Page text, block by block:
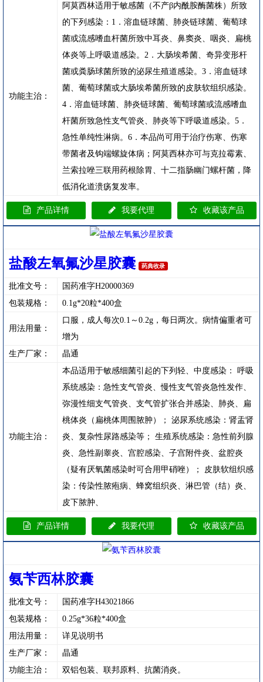
功能主治：
阿莫西林适用于敏感菌（不产β内酰胺酶菌株）所致
的下列感染：1．溶血链球菌、肺炎链球菌、葡萄球
菌或流感嗜血杆菌所致中耳炎、鼻窦炎、咽炎、扁桃
体炎等上呼吸道感染。2．大肠埃希菌、奇异变形杆
菌或粪肠球菌所致的泌尿生殖道感染。3．溶血链球
菌、葡萄球菌或大肠埃希菌所致的皮肤软组织感染。
4．溶血链球菌、肺炎链球菌、葡萄球菌或流感嗜血
杆菌所致急性支气管炎、肺炎等下呼吸道感染。5．
急性单纯性淋病。6．本品尚可用于治疗伤寒、伤寒
带菌者及钩端螺旋体病；阿莫西林亦可与克拉霉素、
兰索拉唑三联用药根除胃、十二指肠幽门螺杆菌，降
低消化道溃疡复发率。
产品详情 我要代理 收藏该产品
盐酸左氧氟沙星胶囊 药典收录
批准文号：
国药准字H20000369
包装规格：
0.1g*20粒*400盒
用法用量：
口服，成人每次0.1～0.2g，每日两次。病情偏重者可
增为
生产厂家：
晶通
功能主治：
本品适用于敏感细菌引起的下列轻、中度感染： 呼吸
系统感染：急性支气管炎、慢性支气管炎急性发作、
弥漫性细支气管炎、支气管扩张合并感染、肺炎、扁
桃体炎（扁桃体周围脓肿）； 泌尿系统感染：肾盂肾
炎、复杂性尿路感染等； 生殖系统感染：急性前列腺
炎、急性副睾炎、宫腔感染、子宫附件炎、盆腔炎
（疑有厌氧菌感染时可合用甲硝唑）； 皮肤软组织感
染：传染性脓疱病、蜂窝组织炎、淋巴管（结）炎、
皮下脓肿、
产品详情 我要代理 收藏该产品
氨苄西林胶囊
批准文号：
国药准字H43021866
包装规格：
0.25g*36粒*400盒
用法用量：
详见说明书
生产厂家：
晶通
功能主治：
双铝包装、联邦原料、抗菌消炎。